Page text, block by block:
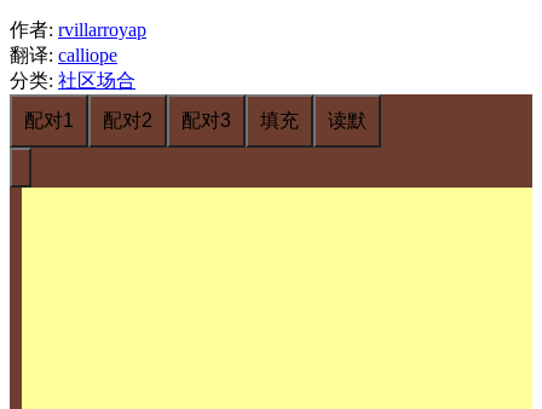
作者: rvillarroyap
翻译: calliope
分类: 社区场合
配对1
配对2 配对3 填充 读默